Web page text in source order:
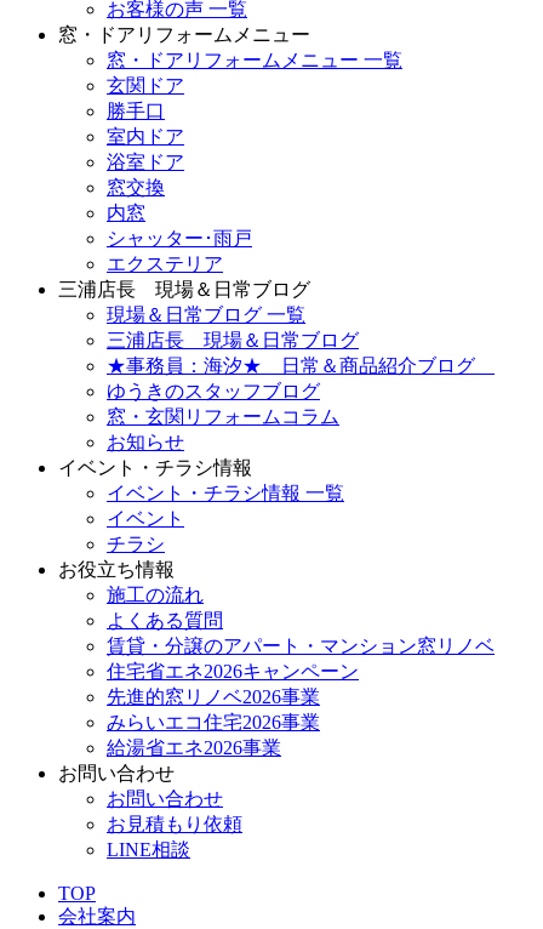
お客様の声 一覧
窓・ドアリフォームメニュー
窓・ドアリフォームメニュー 一覧
玄関ドア
勝手口
室内ドア
浴室ドア
窓交換
内窓
シャッター･雨戸
エクステリア
三浦店長 現場＆日常ブログ
現場＆日常ブログ 一覧
三浦店長 現場＆日常ブログ
★事務員：海汐★ 日常＆商品紹介ブログ
ゆうきのスタッフブログ
窓・玄関リフォームコラム
お知らせ
イベント・チラシ情報
イベント・チラシ情報 一覧
イベント
チラシ
お役立ち情報
施工の流れ
よくある質問
賃貸・分譲のアパート・マンション窓リノベ
住宅省エネ2026キャンペーン
先進的窓リノベ2026事業
みらいエコ住宅2026事業
給湯省エネ2026事業
お問い合わせ
お問い合わせ
お見積もり依頼
LINE相談
TOP
会社案内